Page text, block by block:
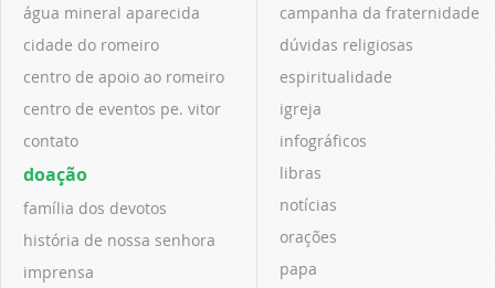
água mineral aparecida
cidade do romeiro
centro de apoio ao romeiro
centro de eventos pe. vitor
contato
doação
família dos devotos
história de nossa senhora
imprensa
campanha da fraternidade
dúvidas religiosas
espiritualidade
igreja
infográficos
libras
notícias
orações
papa